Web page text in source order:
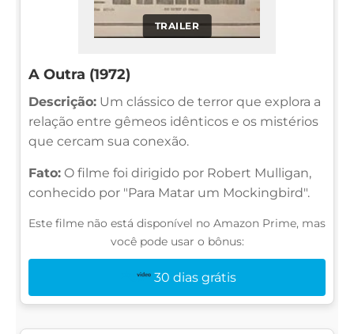
TRAILER
A Outra (1972)
Descrição: Um clássico de terror que explora a
relação entre gêmeos idênticos e os mistérios
que cercam sua conexão.
Fato: O filme foi dirigido por Robert Mulligan,
conhecido por "Para Matar um Mockingbird".
Este filme não está disponível no Amazon Prime, mas
você pode usar o bônus:
30 dias grátis